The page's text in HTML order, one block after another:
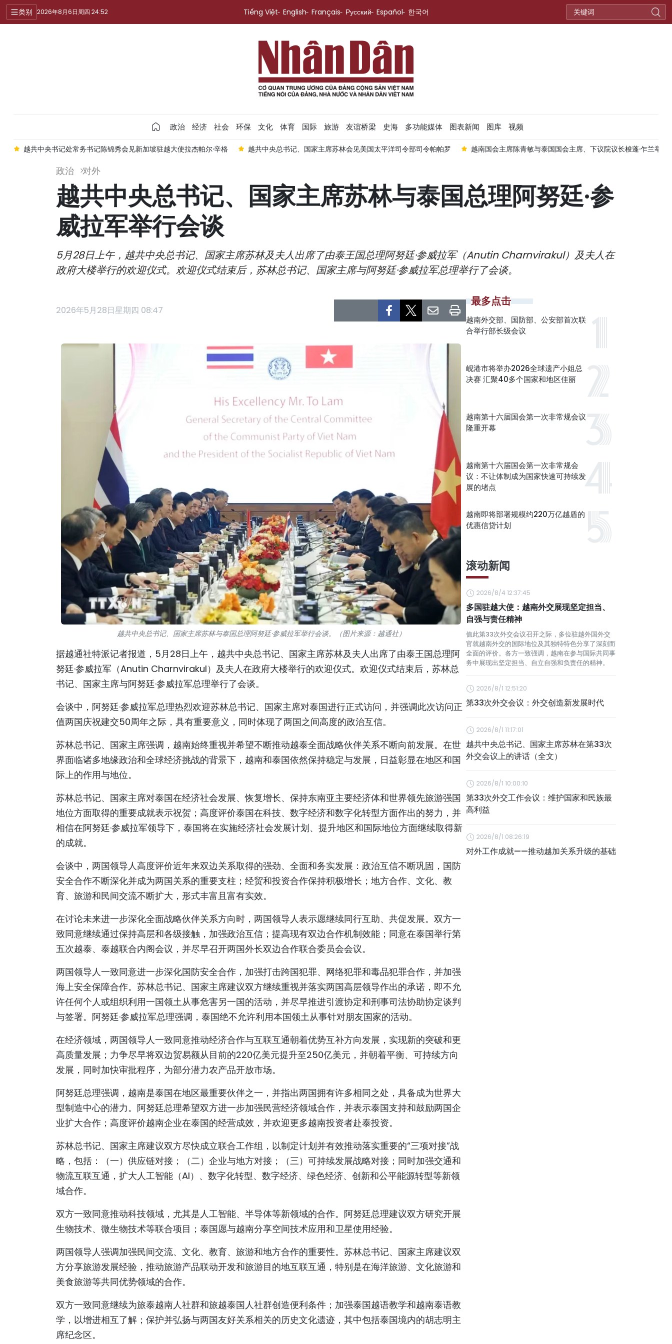
类别 2026年8月6日周四 24:52 Tiếng Việt English Français Русский Español 한국어
政治 经济 社会 环保 文化 体育 国际 旅游 友谊桥梁 史海 多功能媒体 图表新闻 图库 视频
越共中央书记处常务书记陈锦秀会见新加坡驻越大使拉杰帕尔·辛格 越共中央总书记、国家主席苏林会见美国太平洋司令部司令帕帕罗 越南国会主席陈青敏与泰国国会主席、下议院议长梭蓬·乍兰举行
政治 对外
越共中央总书记、国家主席苏林与泰国总理阿努廷·参
威拉军举行会谈
5月28日上午，越共中央总书记、国家主席苏林及夫人出席了由泰王国总理阿努廷·参威拉军（Anutin Charnvirakul）及夫人在
政府大楼举行的欢迎仪式。欢迎仪式结束后，苏林总书记、国家主席与阿努廷·参威拉军总理举行了会谈。
2026年5月28日星期四 08:47
越共中央总书记、国家主席苏林与泰国总理阿努廷·参威拉军举行会谈。（图片来源：越通社）
据越通社特派记者报道，5月28日上午，越共中央总书记、国家主席苏林及夫人出席了由泰王国总理阿
努廷·参威拉军（Anutin Charnvirakul）及夫人在政府大楼举行的欢迎仪式。欢迎仪式结束后，苏林总
书记、国家主席与阿努廷·参威拉军总理举行了会谈。
会谈中，阿努廷·参威拉军总理热烈欢迎苏林总书记、国家主席对泰国进行正式访问，并强调此次访问正
值两国庆祝建交50周年之际，具有重要意义，同时体现了两国之间高度的政治互信。
苏林总书记、国家主席强调，越南始终重视并希望不断推动越泰全面战略伙伴关系不断向前发展。在世
界面临诸多地缘政治和全球经济挑战的背景下，越南和泰国依然保持稳定与发展，日益彰显在地区和国
际上的作用与地位。
苏林总书记、国家主席对泰国在经济社会发展、恢复增长、保持东南亚主要经济体和世界领先旅游强国
地位方面取得的重要成就表示祝贺；高度评价泰国在科技、数字经济和数字化转型方面作出的努力，并
相信在阿努廷·参威拉军领导下，泰国将在实施经济社会发展计划、提升地区和国际地位方面继续取得新
的成就。
会谈中，两国领导人高度评价近年来双边关系取得的强劲、全面和务实发展：政治互信不断巩固，国防
安全合作不断深化并成为两国关系的重要支柱；经贸和投资合作保持积极增长；地方合作、文化、教
育、旅游和民间交流不断扩大，形式丰富且富有实效。
在讨论未来进一步深化全面战略伙伴关系方向时，两国领导人表示愿继续同行互助、共促发展。双方一
致同意继续通过保持高层和各级接触，加强政治互信；提高现有双边合作机制效能；同意在泰国举行第
五次越泰、泰越联合内阁会议，并尽早召开两国外长双边合作联合委员会会议。
两国领导人一致同意进一步深化国防安全合作，加强打击跨国犯罪、网络犯罪和毒品犯罪合作，并加强
海上安全保障合作。苏林总书记、国家主席建议双方继续重视并落实两国高层领导作出的承诺，即不允
许任何个人或组织利用一国领土从事危害另一国的活动，并尽早推进引渡协定和刑事司法协助协定谈判
与签署。阿努廷·参威拉军总理强调，泰国绝不允许利用本国领土从事针对朋友国家的活动。
在经济领域，两国领导人一致同意推动经济合作与互联互通朝着优势互补方向发展，实现新的突破和更
高质量发展；力争尽早将双边贸易额从目前的220亿美元提升至250亿美元，并朝着平衡、可持续方向
发展，同时加快审批程序，为部分潜力农产品开放市场。
阿努廷总理强调，越南是泰国在地区最重要伙伴之一，并指出两国拥有许多相同之处，具备成为世界大
型制造中心的潜力。阿努廷总理希望双方进一步加强民营经济领域合作，并表示泰国支持和鼓励两国企
业扩大合作；高度评价越南企业在泰国的经营成效，并欢迎更多越南投资者赴泰投资。
苏林总书记、国家主席建议双方尽快成立联合工作组，以制定计划并有效推动落实重要的“三项对接”战
略，包括：（一）供应链对接；（二）企业与地方对接；（三）可持续发展战略对接；同时加强交通和
物流互联互通，扩大人工智能（AI）、数字化转型、数字经济、绿色经济、创新和公平能源转型等新领
域合作。
双方一致同意推动科技领域，尤其是人工智能、半导体等新领域的合作。阿努廷总理建议双方研究开展
生物技术、微生物技术等联合项目；泰国愿与越南分享空间技术应用和卫星使用经验。
两国领导人强调加强民间交流、文化、教育、旅游和地方合作的重要性。苏林总书记、国家主席建议双
方分享旅游发展经验，推动旅游产品联动开发和旅游目的地互联互通，特别是在海洋旅游、文化旅游和
美食旅游等共同优势领域的合作。
双方一致同意继续为旅泰越南人社群和旅越泰国人社群创造便利条件；加强泰国越语教学和越南泰语教
学，以增进相互了解；保护并弘扬与两国友好关系相关的历史文化遗迹，其中包括泰国境内的胡志明主
席纪念区。
最多点击
越南外交部、国防部、公安部首次联
合举行部长级会议
岘港市将举办2026全球遗产小姐总
决赛 汇聚40多个国家和地区佳丽
越南第十六届国会第一次非常规会议
隆重开幕
越南第十六届国会第一次非常规会
议：不让体制成为国家快速可持续发
展的堵点
越南即将部署规模约220万亿越盾的
优惠信贷计划
滚动新闻
2026/8/4 12:37:45
多国驻越大使：越南外交展现坚定担当、
自强与责任精神
值此第33次外交会议召开之际，多位驻越外国外交
官就越南外交的国际地位及其独特特色分享了深刻而
全面的评价。各方一致强调，越南在参与国际共同事
务中展现出坚定担当、自立自强和负责任的精神。
2026/8/1 12:51:20
第33次外交会议：外交创造新发展时代
2026/8/1 11:17:01
越共中央总书记、国家主席苏林在第33次
外交会议上的讲话（全文）
2026/8/1 10:00:10
第33次外交工作会议：维护国家和民族最
高利益
2026/8/1 08:26:19
对外工作成就——推动越加关系升级的基础